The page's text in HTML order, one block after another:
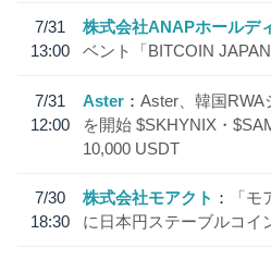
7/31
13:00
株式会社ANAPホールデ
ベント「BITCOIN
7/31
12:00
Aster
Aster、韓国RWA
を開始 $SKHYNIX・
10,000 USDT
7/30
18:30
株式会社モアクト
「
に日本円ステーブルコイ